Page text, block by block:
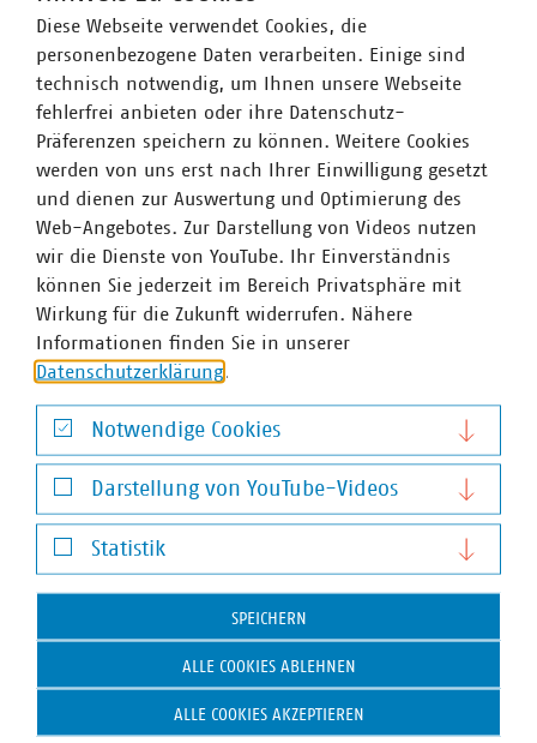
mindestens ins Gebäude. Wir halten Deutschland am
Laufen – klimaneutral, leistungsstark, lebenswert. Unser
Beitrag für heute und morgen: #Daseinsvorsorge. Unsere
Positionen:
2030plus.vku.de.
Ansprechpartner
Diese Webseite verwendet Cookies, die
personenbezogene Daten verarbeiten. Einige sind
technisch notwendig, um Ihnen unsere Webseite
fehlerfrei anbieten oder ihre Datenschutz-
Präferenzen speichern zu können. Weitere Cookies
werden von uns erst nach Ihrer Einwilligung gesetzt
und dienen zur Auswertung und Optimierung des
Web-Angebotes. Zur Darstellung von Videos nutzen
wir die Dienste von YouTube. Ihr Einverständnis
können Sie jederzeit im Bereich Privatsphäre mit
Wirkung für die Zukunft widerrufen. Nähere
Informationen finden Sie in unserer
Datenschutzerklärung
Notwendige Cookies
Notwendige Cookies
Darstellung von YouTube-Videos
Darstellung von YouTube-Videos
Statistik
Statistik
SPEICHERN
ALLE COOKIES ABLEHNEN
ALLE COOKIES AKZEPTIEREN